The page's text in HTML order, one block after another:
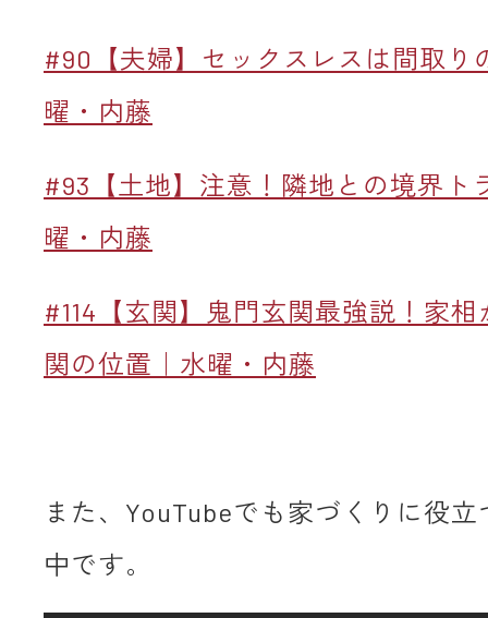
#90【夫婦】セックスレスは間取り
曜・内藤
#93【土地】注意！隣地との境界ト
曜・内藤
#114【玄関】鬼門玄関最強説！家
関の位置｜水曜・内藤
また、YouTubeでも家づくりに役
中です。